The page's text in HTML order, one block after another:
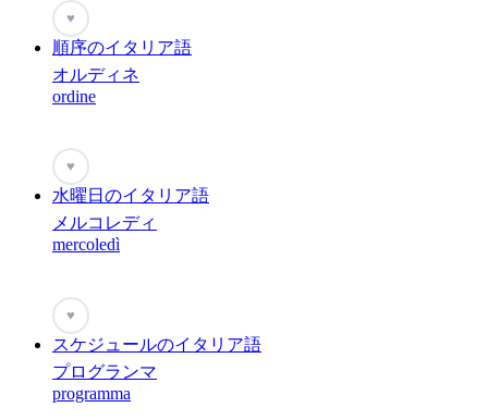
♥
順序のイタリア語
オルディネ
ordine
♥
水曜日のイタリア語
メルコレディ
mercoledì
♥
スケジュールのイタリア語
プログランマ
programma